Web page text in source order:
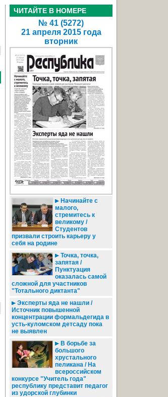
ЧИТАЙТЕ В НОМЕРЕ
№ 41 (5272)
21 апреля 2015 года
вторник
Начинайте с
малого,
стремитесь к
великому /
Студентов
призвали строить карьеру у
себя на родине
Точка, точка,
запятая /
Пунктуация
оказалась самой
сложной для участников
"Тотального диктанта"
Эксперты яда не нашли /
Источник повышенной
концентрации формальдегида в
усть-куломском детсаду пока
не выявлен
В борьбе за
большого
хрустального
пеликана / На
всероссийском
конкурсе "Учитель года"
республику представит педагог
из удорской глубинки